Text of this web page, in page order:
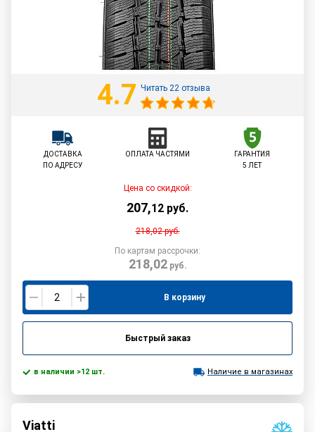
4.7 Читать 22 отзыва
ДОСТАВКА
ПО АДРЕСУ
ОПЛАТА ЧАСТЯМИ
ГАРАНТИЯ
5 ЛЕТ
Цена со скидкой:
207,12 руб.
218,02руб.
По картам рассрочки:
218,02руб.
В корзину
Быстрый заказ
в наличии >12 шт. Наличие в магазинах
Viatti